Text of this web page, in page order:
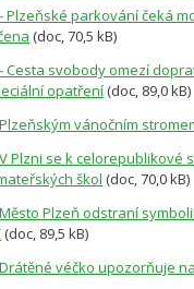
- Plzeňské parkování čeká
(doc, 70,5 kB)
- Cesta svobody omezí
opatření (doc, 89,0 kB)
Plzeňským vánočním
V Plzni se k
škol (doc, 70,0 kB)
Město Plzeň odstraní
(doc, 89,5 kB)
Drátěné véčko upozorňuje